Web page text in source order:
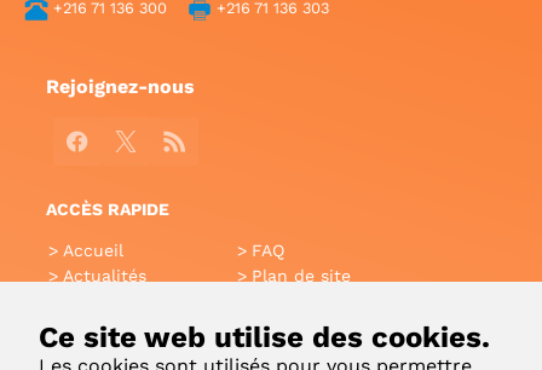
Ce site web utilise des cookies.
+216 71 136 300 +216 71 136 303
Rejoignez-nous
Facebook
X RSS
ACCÈS RAPIDE
Accueil
Actualités
Glossaire
Liens utiles
FAQ
Plan de site
Intranet
Applications Mobiles